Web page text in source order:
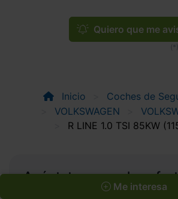
Quiero que me
Me interesa
Inicio
Coches de
VOLKSWAGEN
R LINE 1.0 TSI 85KW
Apúntate y caza las